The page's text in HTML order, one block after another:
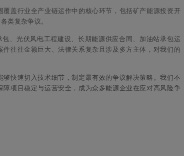
盖行业全产业链运作中的核心环节，包括矿产能源投资开
类复杂争议。
、光伏风电工程建设、长期能源供应合同、加油站承包运
往往金额巨大、法律关系复杂且涉及多方主体，对我们的
快速切入技术细节，制定最有效的争议解决策略。我们不
项目稳定与运营安全，成为众多能源企业在应对高风险争